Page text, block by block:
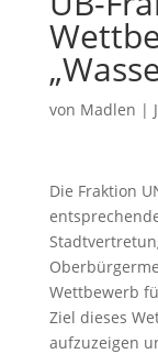
von Madlen |
Die Fraktion
Wettbewerb
Ziel dieses
aufzuzeigen